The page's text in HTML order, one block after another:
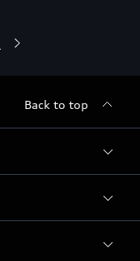
Back to top